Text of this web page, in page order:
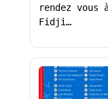
rendez vous
Fidji…